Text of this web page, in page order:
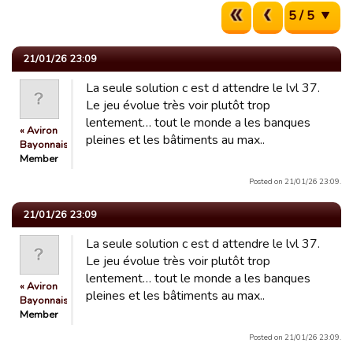
5 / 5
21/01/26 23:09
« Aviron
Bayonnais »
Member
La seule solution c est d attendre le lvl 37.
Le jeu évolue très voir plutôt trop
lentement… tout le monde a les banques
pleines et les bâtiments au max..
Posted on 21/01/26 23:09.
21/01/26 23:09
« Aviron
Bayonnais »
Member
La seule solution c est d attendre le lvl 37.
Le jeu évolue très voir plutôt trop
lentement… tout le monde a les banques
pleines et les bâtiments au max..
Posted on 21/01/26 23:09.